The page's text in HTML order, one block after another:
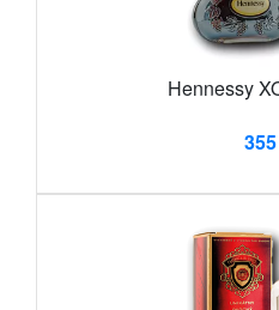
Hennessy